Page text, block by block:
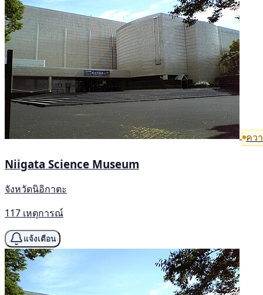
คว
Niigata Science Museum
จังหวัดนิอิกาตะ
117 เหตุการณ์
แจ้งเตือน